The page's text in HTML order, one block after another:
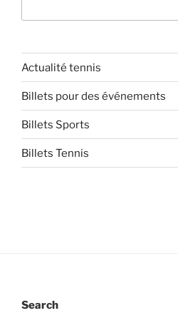
Actualité tennis
Billets pour des événements
Billets Sports
Billets Tennis
Search